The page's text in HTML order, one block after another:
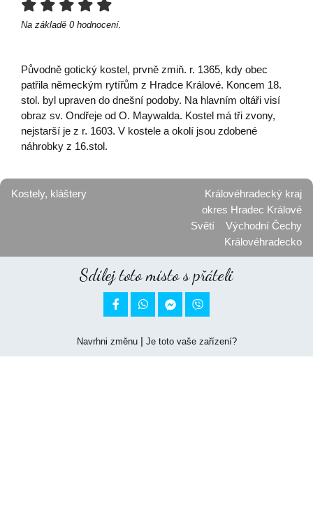
Na základě 0 hodnocení.
Původně gotický kostel, prvně zmiň. r. 1365, kdy obec
patřila německým rytířům z Hradce Králové. Koncem 18.
stol. byl upraven do dnešní podoby. Na hlavním oltáři visí
obraz sv. Ondřeje od O. Maywalda. Kostel má tři zvony,
nejstarší je z r. 1603. V kostele a okolí jsou zdobené
náhrobky z 16.stol.
Kostely, kláštery
Královéhradecký kraj
okres Hradec Králové
Světí
Východní Čechy
Královéhradecko
Sdílej toto místo s přáteli
 
Navrhni změnu| Je toto vaše zařízení?